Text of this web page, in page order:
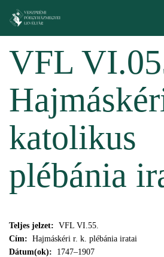
VFL
katolikus
plébánia
Teljes jelzet: VFL VI.55.
Cím: Hajmáskéri r. k. plébánia iratai
Dátum(ok): 1747–1907